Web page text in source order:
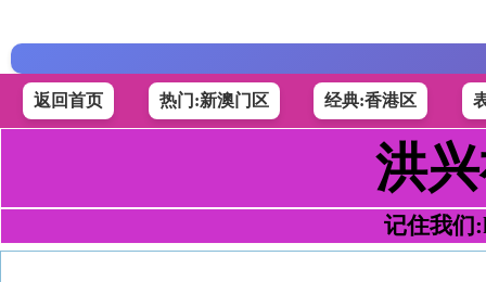
返回首页 热门:新澳门区 经典:香港区
洪
记住我们